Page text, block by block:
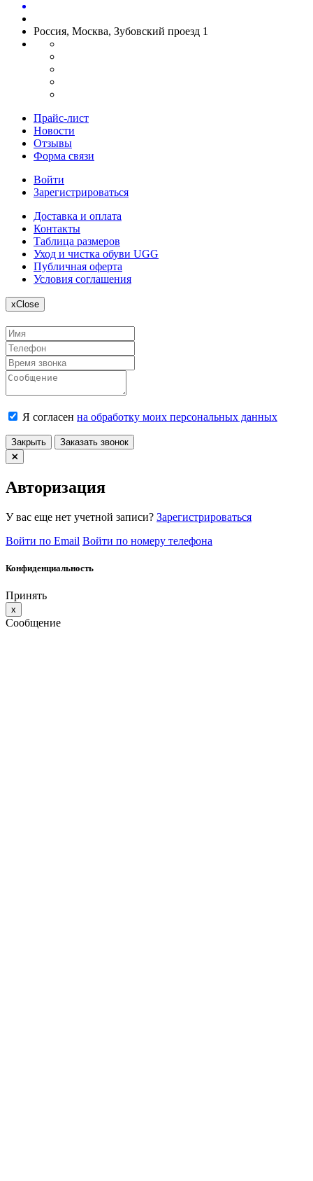
Россия, Москва, Зубовский проезд 1
Прайс-лист
Новости
Отзывы
Форма связи
Войти
Зарегистрироваться
Доставка и оплата
Контакты
Таблица размеров
Уход и чистка обуви UGG
Публичная оферта
Условия соглашения
xClose
Я согласен на обработку моих персональных данных
Закрыть Заказать звонок
Авторизация
У вас еще нет учетной записи? Зарегистрироваться
Войти по Email Войти по номеру телефона
Конфиденциальность
Принять
x
Сообщение